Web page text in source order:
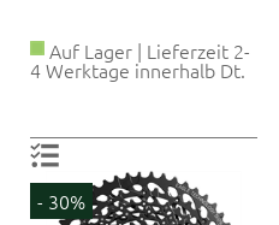
Auf Lager | Lieferzeit 2-
4 Werktage innerhalb Dt.
- 30%